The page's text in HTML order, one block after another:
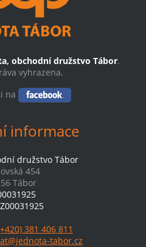
obchodní družstvo Tábor.
vyhrazena.
na
informace
družstvo Tábor
454
Tábor
381 406 811
tabor.cz